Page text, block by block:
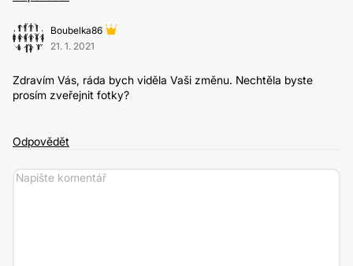
Boubelka86
21. 1. 2021
Zdravím Vás, ráda bych viděla Vaši změnu. Nechtěla byste
prosím zveřejnit fotky?
Odpovědět